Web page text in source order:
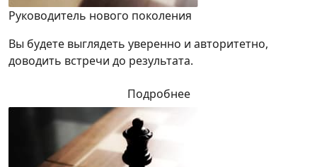
Руководитель нового поколения
Вы будете выглядеть уверенно и авторитетно,
доводить встречи до результата.
Подробнее